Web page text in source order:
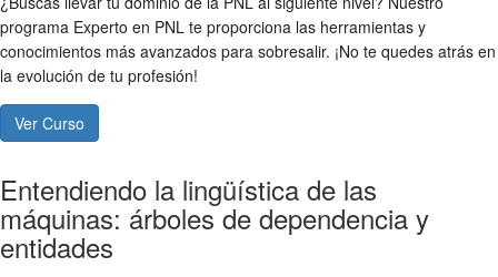
programa Experto en PNL te proporciona las herramientas y
conocimientos más avanzados para sobresalir. ¡No te quedes atrás en
la evolución de tu profesión!
Ver Curso
Entendiendo la lingüística de las
máquinas: árboles de dependencia y
entidades